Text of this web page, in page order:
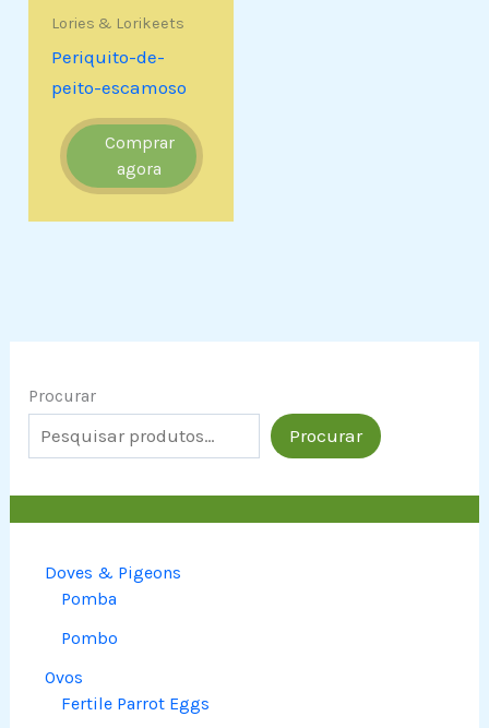
Procurar
Procurar
Doves & Pigeons
Pomba
Pombo
Ovos
Fertile Parrot Eggs
Lories & Lorikeets
Periquito-de-
peito-escamoso
Comprar
agora